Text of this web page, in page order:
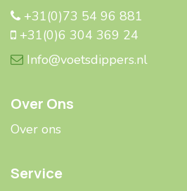
+31(0)73 54 96 881
+31(0)6 304 369 24
Info@voetsdippers.nl
Over Ons
Over ons
Service